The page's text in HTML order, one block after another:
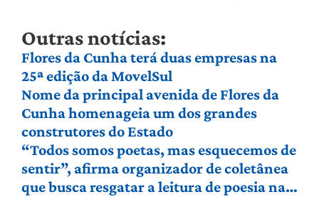
Outras notícias:
Flores da Cunha terá duas empresas na
25ª edição da MovelSul
Nome da principal avenida de Flores da
Cunha homenageia um dos grandes
construtores do Estado
“Todos somos poetas, mas esquecemos de
sentir”, afirma organizador de coletânea
que busca resgatar a leitura de poesia na